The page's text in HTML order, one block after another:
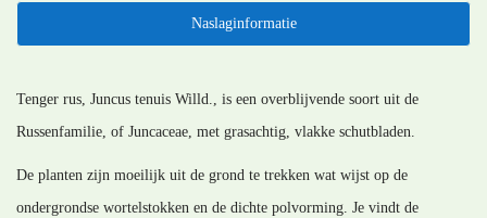
Naslaginformatie
Tenger rus, Juncus tenuis Willd., is een overblijvende soort uit de
Russenfamilie, of Juncaceae, met grasachtig, vlakke schutbladen.
De planten zijn moeilijk uit de grond te trekken wat wijst op de
ondergrondse wortelstokken en de dichte polvorming. Je vindt de